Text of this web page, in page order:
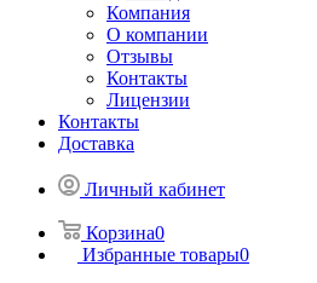
Компания
О компании
Отзывы
Контакты
Лицензии
Контакты
Доставка
Личный кабинет
Корзина0
Избранные товары0